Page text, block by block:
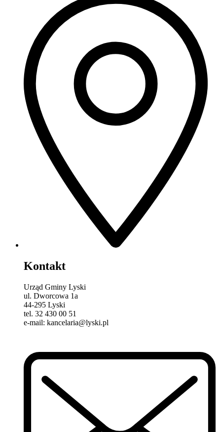
Kontakt
Urząd Gminy Lyski
ul. Dworcowa 1a
44-295 Lyski
tel. 32 430 00 51
e-mail: kancelaria@lyski.pl